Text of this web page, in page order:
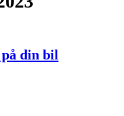
din bil